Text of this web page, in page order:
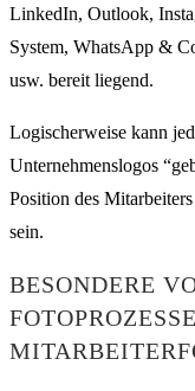
LinkedIn, Outlook,
System, WhatsApp &
usw. bereit liegend.
Logischerweise kann
Unternehmenslogos
Position des
sein.
BESONDERE